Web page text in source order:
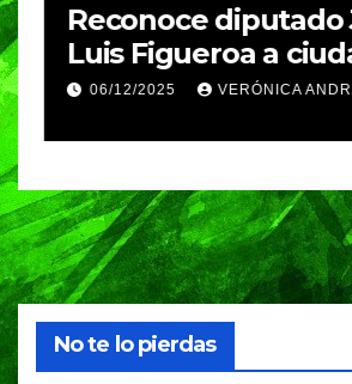
Reconoce diputado
Luis Figueroa a
ciudadanos que
06/12/2025 VERÓNICA
No te lo pierdas